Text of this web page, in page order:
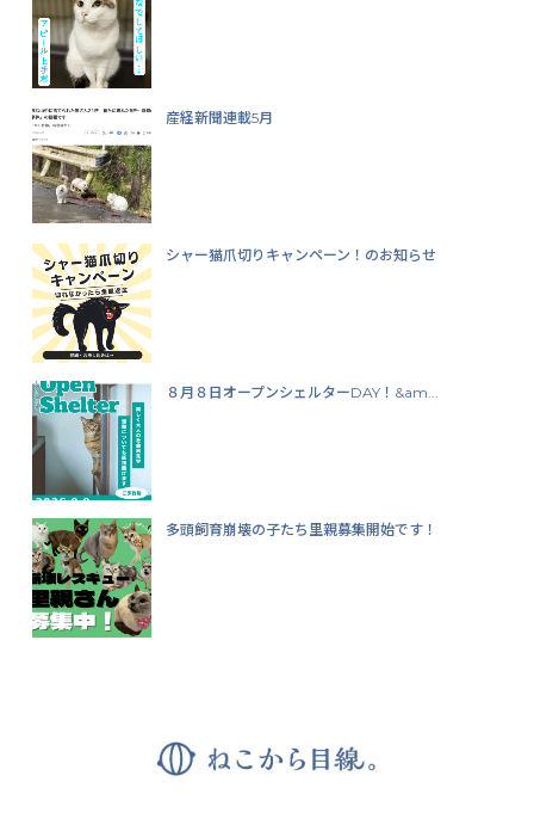
産経新聞連載5月
シャー猫爪切りキャンペーン！のお知らせ
８月８日オープンシェルターDAY！&am...
多頭飼育崩壊の子たち里親募集開始です！